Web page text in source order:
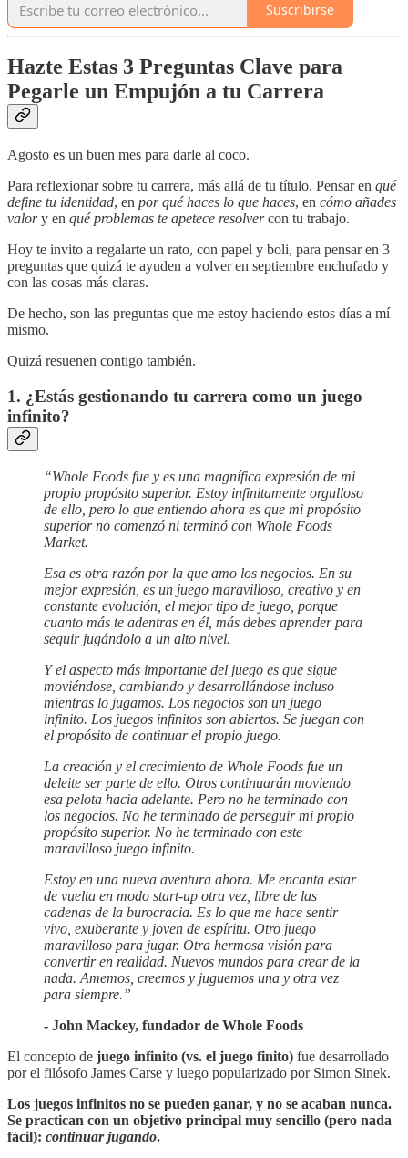
Suscribirse
Hazte Estas 3 Preguntas Clave para
Pegarle un Empujón a tu Carrera
Agosto es un buen mes para darle al coco.
Para reflexionar sobre tu carrera, más allá de tu título. Pensar en qué
define tu identidad, en por qué haces lo que haces, en cómo añades
valory en qué problemas te apetece resolvercon tu trabajo.
Hoy te invito a regalarte un rato, con papel y boli, para pensar en 3
preguntas que quizá te ayuden a volver en septiembre enchufado y
con las cosas más claras.
De hecho, son las preguntas que me estoy haciendo estos días a mí
mismo.
Quizá resuenen contigo también.
1. ¿Estás gestionando tu carrera como un juego
infinito?
“Whole Foods fue y es una magnífica expresión de mi
propio propósito superior. Estoy infinitamente orgulloso
de ello, pero lo que entiendo ahora es que mi propósito
superior no comenzó ni terminó con Whole Foods
Market.
Esa es otra razón por la que amo los negocios. En su
mejor expresión, es un juego maravilloso, creativo y en
constante evolución, el mejor tipo de juego, porque
cuanto más te adentras en él, más debes aprender para
seguir jugándolo a un alto nivel.
Y el aspecto más importante del juego es que sigue
moviéndose, cambiando y desarrollándose incluso
mientras lo jugamos. Los negocios son un juego
infinito. Los juegos infinitos son abiertos. Se juegan con
el propósito de continuar el propio juego.
La creación y el crecimiento de Whole Foods fue un
deleite ser parte de ello. Otros continuarán moviendo
esa pelota hacia adelante. Pero no he terminado con
los negocios. No he terminado de perseguir mi propio
propósito superior. No he terminado con este
maravilloso juego infinito.
Estoy en una nueva aventura ahora. Me encanta estar
de vuelta en modo start-up otra vez, libre de las
cadenas de la burocracia. Es lo que me hace sentir
vivo, exuberante y joven de espíritu. Otro juego
maravilloso para jugar. Otra hermosa visión para
convertir en realidad. Nuevos mundos para crear de la
nada. Amemos, creemos y juguemos una y otra vez
para siempre.”
- John Mackey, fundador de Whole Foods
El concepto de juego infinito (vs. el juego finito) fue desarrollado
por el filósofo James Carse y luego popularizado por Simon Sinek.
Los juegos infinitos no se pueden ganar, y no se acaban nunca.
Se practican con un objetivo principal muy sencillo (pero nada
fácil): continuar jugando.